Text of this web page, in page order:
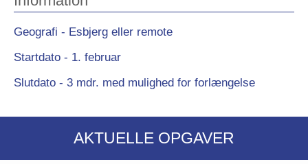
Geografi - Esbjerg eller remote
Startdato - 1. februar
Slutdato - 3 mdr. med mulighed for forlængelse
AKTUELLE OPGAVER